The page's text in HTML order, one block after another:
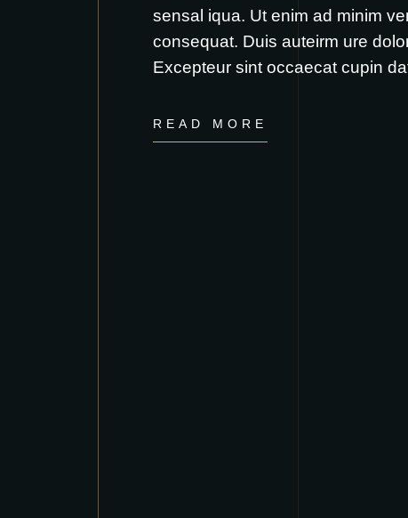
sensal iqua. Ut enim ad minim
consequat. Duis auteirm ure
Excepteur sint occaecat cupin
READ MORE